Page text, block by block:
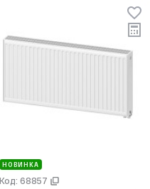
НОВИНКА
Код: 68857